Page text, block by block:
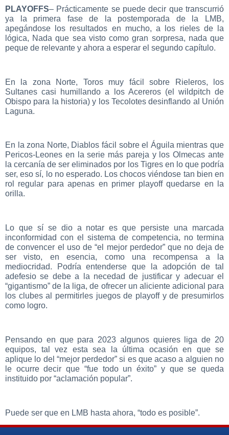
PLAYOFFS– Prácticamente se puede decir que transcurrió
ya la primera fase de la postemporada de la LMB,
apegándose los resultados en mucho, a los rieles de la
lógica, Nada que sea visto como gran sorpresa, nada que
peque de relevante y ahora a esperar el segundo capítulo.
En la zona Norte, Toros muy fácil sobre Rieleros, los
Sultanes casi humillando a los Acereros (el wildpitch de
Obispo para la historia) y los Tecolotes desinflando al Unión
Laguna.
En la zona Norte, Diablos fácil sobre el Águila mientras que
Pericos-Leones en la serie más pareja y los Olmecas ante
la cercanía de ser eliminados por los Tigres en lo que podría
ser, eso sí, lo no esperado. Los chocos viéndose tan bien en
rol regular para apenas en primer playoff quedarse en la
orilla.
Lo que sí se dio a notar es que persiste una marcada
inconformidad con el sistema de competencia, no termina
de convencer el uso de “el mejor perdedor” que no deja de
ser visto, en esencia, como una recompensa a la
mediocridad. Podría entenderse que la adopción de tal
adefesio se debe a la necedad de justificar y adecuar el
“gigantismo” de la liga, de ofrecer un aliciente adicional para
los clubes al permitirles juegos de playoff y de presumirlos
como logro.
Pensando en que para 2023 algunos quieres liga de 20
equipos, tal vez esta sea la última ocasión en que se
aplique lo del “mejor perdedor” si es que acaso a alguien no
le ocurre decir que “fue todo un éxito” y que se queda
instituido por “aclamación popular”.
Puede ser que en LMB hasta ahora, “todo es posible”.